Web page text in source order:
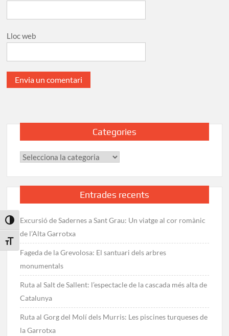
Toggle High Contrast
Toggle Font size
Lloc web
Categories
Categories
Entrades recents
Excursió de Sadernes a Sant Grau: Un viatge al cor romànic
de l’Alta Garrotxa
Fageda de la Grevolosa: El santuari dels arbres
monumentals
Ruta al Salt de Sallent: l’espectacle de la cascada més alta de
Catalunya
Ruta al Gorg del Molí dels Murris: Les piscines turqueses de
la Garrotxa